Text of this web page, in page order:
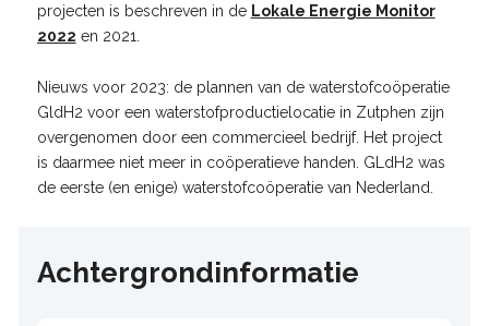
projecten is beschreven in de Lokale Energie Monitor
2022 en 2021.
Nieuws voor 2023: de plannen van de waterstofcoöperatie
GldH2 voor een waterstofproductielocatie in Zutphen zijn
overgenomen door een commercieel bedrijf. Het project
is daarmee niet meer in coöperatieve handen. GLdH2 was
de eerste (en enige) waterstofcoöperatie van Nederland.
Achtergrondinformatie